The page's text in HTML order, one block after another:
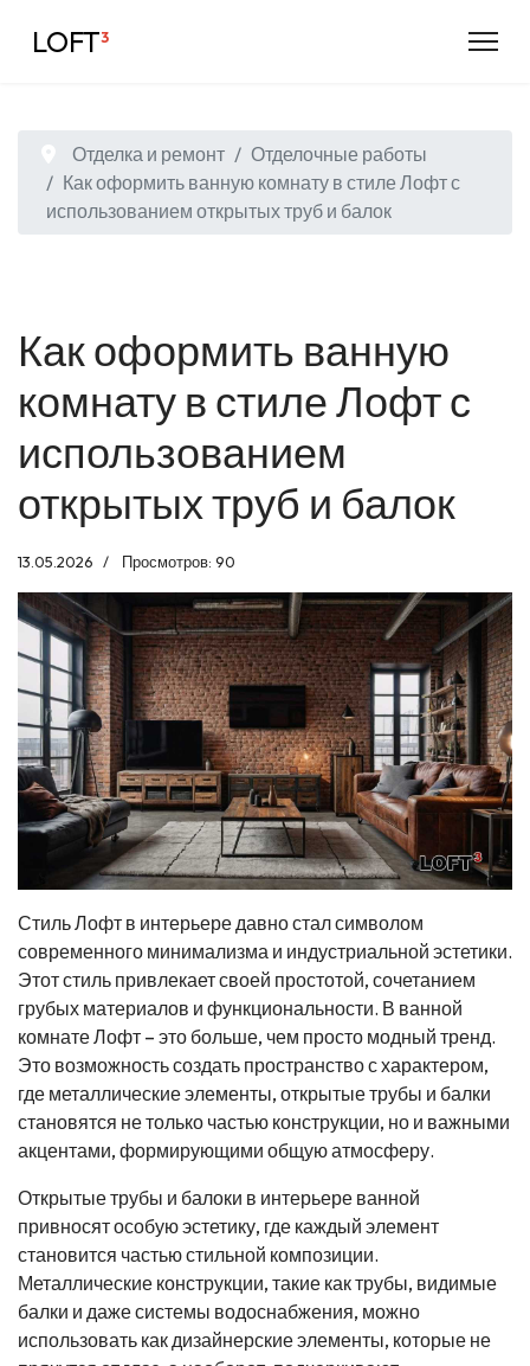
LOFT³
Отделка и ремонт
Отделочные работы
Как оформить ванную комнату в стиле Лофт с
использованием открытых труб и балок
Как оформить ванную
комнату в стиле Лофт с
использованием
открытых труб и балок
13.05.2026 Просмотров: 90
Стиль Лофт в интерьере давно стал символом
современного минимализма и индустриальной эстетики.
Этот стиль привлекает своей простотой, сочетанием
грубых материалов и функциональности. В ванной
комнате Лофт – это больше, чем просто модный тренд.
Это возможность создать пространство с характером,
где металлические элементы, открытые трубы и балки
становятся не только частью конструкции, но и важными
акцентами, формирующими общую атмосферу.
Открытые трубы и балоки в интерьере ванной
привносят особую эстетику, где каждый элемент
становится частью стильной композиции.
Металлические конструкции, такие как трубы, видимые
балки и даже системы водоснабжения, можно
использовать как дизайнерские элементы, которые не